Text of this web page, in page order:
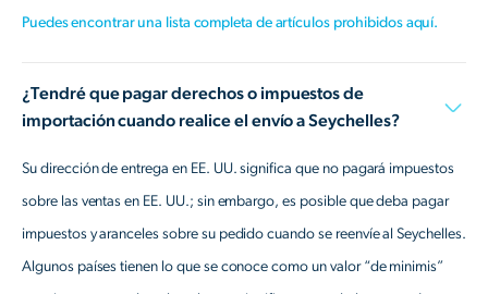
Puedes encontrar una lista completa de artículos prohibidos aquí.
¿Tendré que pagar derechos o impuestos de
importación cuando realice el envío a Seychelles?
Su dirección de entrega en EE. UU. significa que no pagará impuestos
sobre las ventas en EE. UU.; sin embargo, es posible que deba pagar
impuestos y aranceles sobre su pedido cuando se reenvíe al Seychelles.
Algunos países tienen lo que se conoce como un valor “de minimis”